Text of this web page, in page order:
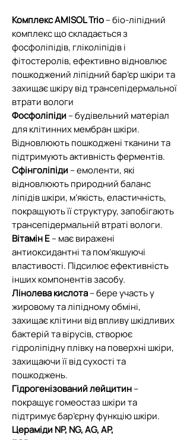
Комплекс AMISOL Trio– біо-ліпідний
комплекс що складається з
фосфоліпідів, гліколіпідів і
фітостеролів, ефективно відновлює
пошкоджений ліпідний бар’єр шкіри та
захищає шкіру від трансепідермальної
втрати вологи
Фосфоліпіди– будівельний матеріал
для клітинних мембран шкіри.
Відновлюють пошкоджені тканини та
підтримують активність ферментів.
Сфінголіпіди– емоленти, які
відновлюють природний баланс
ліпідів шкіри, м’якість, еластичність,
покращують її структуру, запобігають
трансепідермальній втраті вологи.
Вітамін Е– має виражені
антиоксидантні та пом’якшуючі
властивості. Підсилює ефективність
інших компонентів засобу.
Лінолева кислота– бере участь у
жировому та ліпідному обміні,
захищає клітини від впливу шкідливих
бактерій та вірусів, створює
гідроліпідну плівку на поверхні шкіри,
захищаючи її від сухості та
пошкоджень.
Гідрогенізований лейцитин–
покращує гомеостаз шкіри та
підтримує бар’єрну функцію шкіри.
Цераміди NP, NG, AG, AP,